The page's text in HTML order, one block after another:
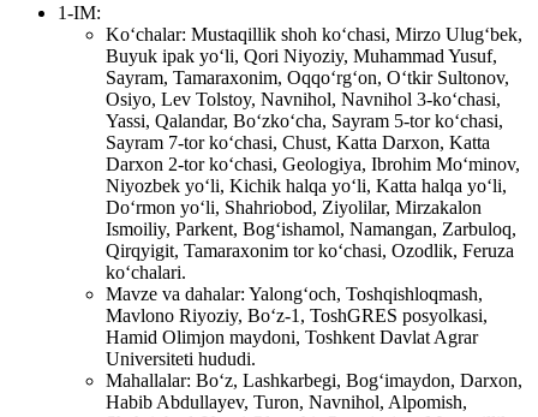
1-IM:
Ko‘chalar: Mustaqillik shoh ko‘chasi, Mirzo Ulug‘bek,
Buyuk ipak yo‘li, Qori Niyoziy, Muhammad Yusuf,
Sayram, Tamaraxonim, Oqqo‘rg‘on, O‘tkir Sultonov,
Osiyo, Lev Tolstoy, Navnihol, Navnihol 3-ko‘chasi,
Yassi, Qalandar, Bo‘zko‘cha, Sayram 5-tor ko‘chasi,
Sayram 7-tor ko‘chasi, Chust, Katta Darxon, Katta
Darxon 2-tor ko‘chasi, Geologiya, Ibrohim Mo‘minov,
Niyozbek yo‘li, Kichik halqa yo‘li, Katta halqa yo‘li,
Do‘rmon yo‘li, Shahriobod, Ziyolilar, Mirzakalon
Ismoiliy, Parkent, Bog‘ishamol, Namangan, Zarbuloq,
Qirqyigit, Tamaraxonim tor ko‘chasi, Ozodlik, Feruza
ko‘chalari.
Mavze va dahalar: Yalong‘och, Toshqishloqmash,
Mavlono Riyoziy, Bo‘z-1, ToshGRES posyolkasi,
Hamid Olimjon maydoni, Toshkent Davlat Agrar
Universiteti hududi.
Mahallalar: Bo‘z, Lashkarbegi, Bog‘imaydon, Darxon,
Habib Abdullayev, Turon, Navnihol, Alpomish,